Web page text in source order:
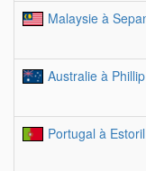
Malaysie à
Australie à
Portugal à Estoril